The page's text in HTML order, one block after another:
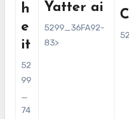
h
e
it
52
99
74
Yatter ai
5299_36FA92-
83>